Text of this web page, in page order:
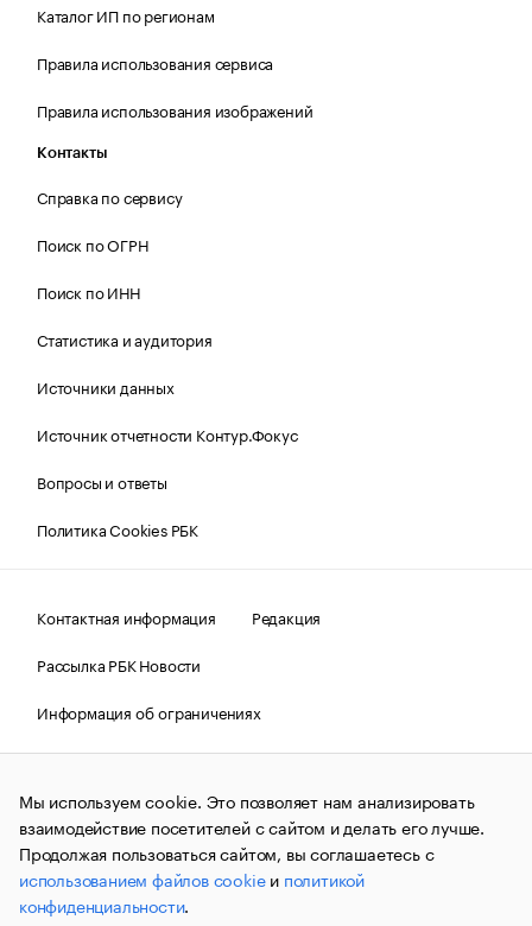
Каталог ИП по регионам
Правила использования сервиса
Правила использования изображений
Контакты
Справка по сервису
Поиск по ОГРН
Поиск по ИНН
Статистика и аудитория
Источники данных
Источник отчетности Контур.Фокус
Вопросы и ответы
Политика Cookies РБК
Контактная информация
Редакция
Рассылка РБК Новости
Информация об ограничениях
Правовая информация
О соблюдении авторских прав
© АО «РОСБИЗНЕСКОНСАЛТИНГ»,1995–2026.Сообщения
и материалы информационного агентства «РБК»
(зарегистрировано Федеральной службой по надзору в сфере
связи, информационных технологий и массовых
коммуникаций (Роскомнадзор) 09.12.2015 за номером ИА
№ФС77-63848) сопровождаются пометкой «РБК». Отдельные
публикации могут содержать информацию,
Мы используем cookie. Это позволяет нам анализировать
взаимодействие посетителей с сайтом и делать его лучше.
Продолжая пользоваться сайтом, вы соглашаетесь с
использованием файлов cookieи политикой
конфиденциальности.